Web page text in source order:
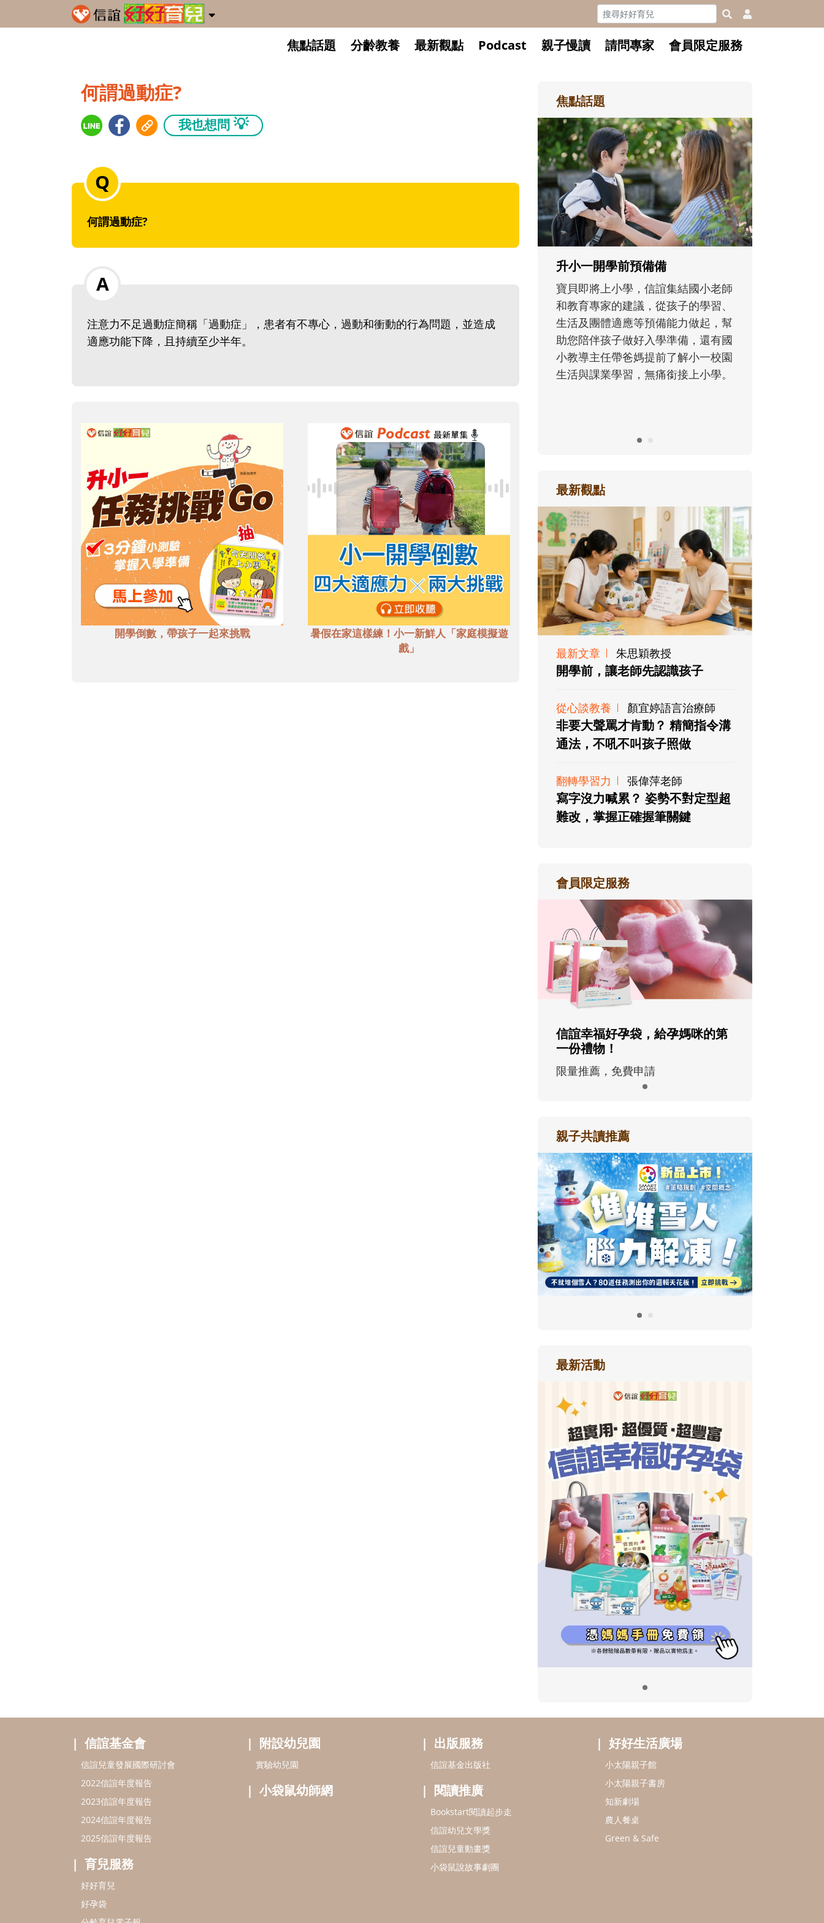
焦點話題 分齡教養 最新觀點 Podcast 親子慢讀 請問專家 會員限定服務
何謂過動症?
我也想問 💡
何謂過動症?
注意力不足過動症簡稱「過動症」，患者有不專心，過動和衝動的行為問題，並造成
適應功能下降，且持續至少半年。
開學倒數，帶孩子一起來挑戰
暑假在家這樣練！小一新鮮人「家庭模擬遊
戲」
焦點話題
寶貝即將上小學，信誼集結國小老師
和教育專家的建議，從孩子的學習、
生活及團體適應等預備能力做起，幫
助您陪伴孩子做好入學準備，還有國
小教導主任帶爸媽提前了解小一校園
生活與課業學習，無痛銜接上小學。
和孩子一起長大的那個男人│讀
懂父親的不同模樣
沒有人天生就擅長當爸爸！男人總是
在一次次「前所未有」的體驗中，跟
著孩子一起長大。從給予安全感的肢
體遊戲，到獨立自主、角色認同及解
決問題的能力養成。爸爸正嘗試用不
同的模樣，參與孩子每個重要的成長
歷程。
最新觀點
最新文章 朱思穎教授
開學前，讓老師先認識孩子
從心談教養 顏宜婷語言治療師
非要大聲罵才肯動？ 精簡指令溝
通法，不吼不叫孩子照做
翻轉學習力 張偉萍老師
寫字沒力喊累？ 姿勢不對定型超
難改，掌握正確握筆關鍵
會員限定服務
信誼幸福好孕袋，給孕媽咪的第
一份禮物！
限量推薦，免費申請
親子共讀推薦
最新活動
信誼基金會
信誼兒童發展國際研討會
2022信誼年度報告
2023信誼年度報告
2024信誼年度報告
2025信誼年度報告
育兒服務
好好育兒
好孕袋
附設幼兒園
實驗幼兒園
小袋鼠幼師網
出版服務
信誼基金出版社
閱讀推廣
Bookstart閱讀起步走
信誼幼兒文學獎
信誼兒童動畫獎
小袋鼠說故事劇團
好好生活廣場
小太陽親子館
小太陽親子書房
知新劇場
農人餐桌
Green & Safe